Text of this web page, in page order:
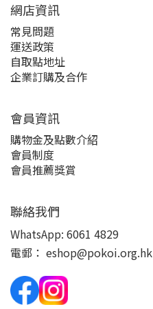
網店資訊
常見問題
運送政策
自取點地址
企業訂購及合作
會員資訊
購物金及點數介紹
會員制度
會員推薦獎賞
聯絡我們
WhatsApp: 6061 4829
電郵： eshop@pokoi.org.hk